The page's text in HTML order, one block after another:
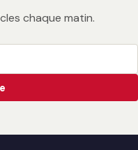
chaque matin.